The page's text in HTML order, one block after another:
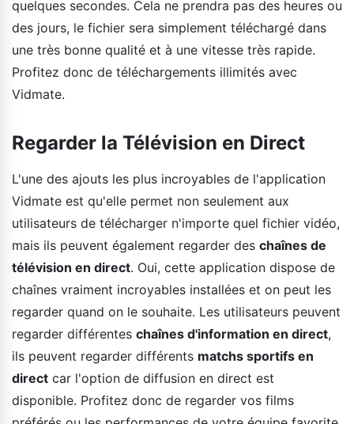
quelques secondes. Cela ne prendra pas des heures ou
des jours, le fichier sera simplement téléchargé dans
une très bonne qualité et à une vitesse très rapide.
Profitez donc de téléchargements illimités avec
Vidmate.
Regarder la Télévision en Direct
L'une des ajouts les plus incroyables de l'application
Vidmate est qu'elle permet non seulement aux
utilisateurs de télécharger n'importe quel fichier vidéo,
mais ils peuvent également regarder des chaînes de
télévision en direct. Oui, cette application dispose de
chaînes vraiment incroyables installées et on peut les
regarder quand on le souhaite. Les utilisateurs peuvent
regarder différentes chaînes d'information en direct,
ils peuvent regarder différents matchs sportifs en
direct car l'option de diffusion en direct est
disponible. Profitez donc de regarder vos films